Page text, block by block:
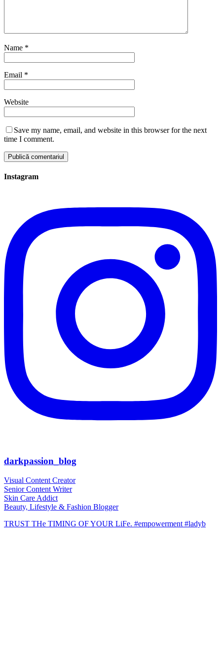
Name *
Email *
Website
Save my name, email, and website in this browser for the next
time I comment.
Instagram
darkpassion_blog
Visual Content Creator
Senior Content Writer
Skin Care Addict
Beauty, Lifestyle & Fashion Blogger
TRUST THe TIMING OF YOUR LiFe. #empowerment #ladyb